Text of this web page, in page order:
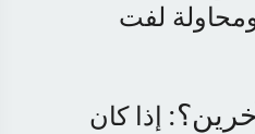
ومحاولة لفت
: إذا كان